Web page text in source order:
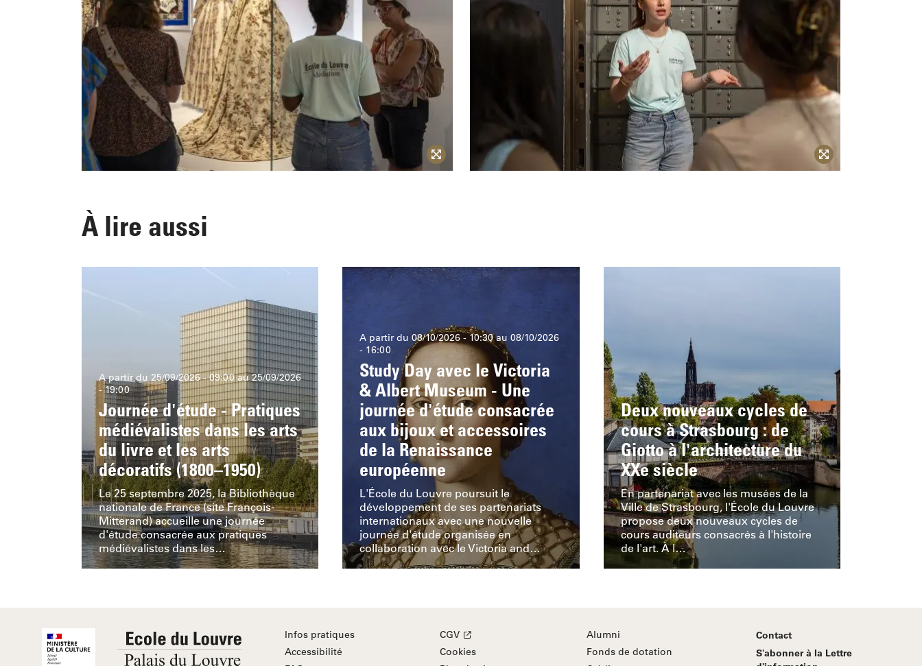
À lire aussi
A partir du 25/09/2026 -09:00 au 25/09/2026
-19:00
Journée d'étude - Pratiques
médiévalistes dans les arts
du livre et les arts
décoratifs (1800–1950)
Le 25 septembre 2025, la Bibliothèque
nationale de France (site François-
Mitterand) accueille une journée
d'étude consacrée aux pratiques
médiévalistes dans les…
A partir du 08/10/2026 -10:30 au 08/10/2026
- 16:00
Study Day avec le Victoria
& Albert Museum - Une
journée d'étude consacrée
aux bijoux et accessoires
de la Renaissance
européenne
L'École du Louvre poursuit le
développement de ses partenariats
internationaux avec une nouvelle
journée d'étude organisée en
collaboration avec le Victoria and…
Deux nouveaux cycles de
cours à Strasbourg : de
Giotto à l'architecture du
XXe siècle
En partenariat avec les musées de la
Ville de Strasbourg, l'École du Louvre
propose deux nouveaux cycles de
cours auditeurs consacrés à l'histoire
de l'art. À l…
Infos pratiques
Accessibilité
CGV
Cookies
Alumni
Fonds de dotation
Contact
S'abonner à la Lettre